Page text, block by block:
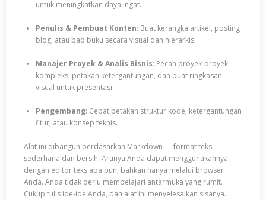
untuk meningkatkan daya ingat.
Penulis & Pembuat Konten: Buat kerangka artikel, posting
blog, atau bab buku secara visual dan hierarkis.
Manajer Proyek & Analis Bisnis: Pecah proyek-proyek
kompleks, petakan ketergantungan, dan buat ringkasan
visual untuk presentasi.
Pengembang: Cepat petakan struktur kode, ketergantungan
fitur, atau konsep teknis.
Alat ini dibangun berdasarkan Markdown — format teks
sederhana dan bersih. Artinya Anda dapat menggunakannya
dengan editor teks apa pun, bahkan hanya melalui browser
Anda. Anda tidak perlu mempelajari antarmuka yang rumit.
Cukup tulis ide-ide Anda, dan alat ini menyelesaikan sisanya.